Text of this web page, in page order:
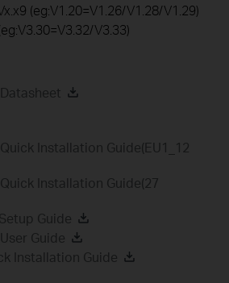
(eg:V1.20=V1.26/V1.28/V1.29)
V3.33)
Installation Guide(EU1_12
Installation Guide(27
Guide
Guide
Installation Guide